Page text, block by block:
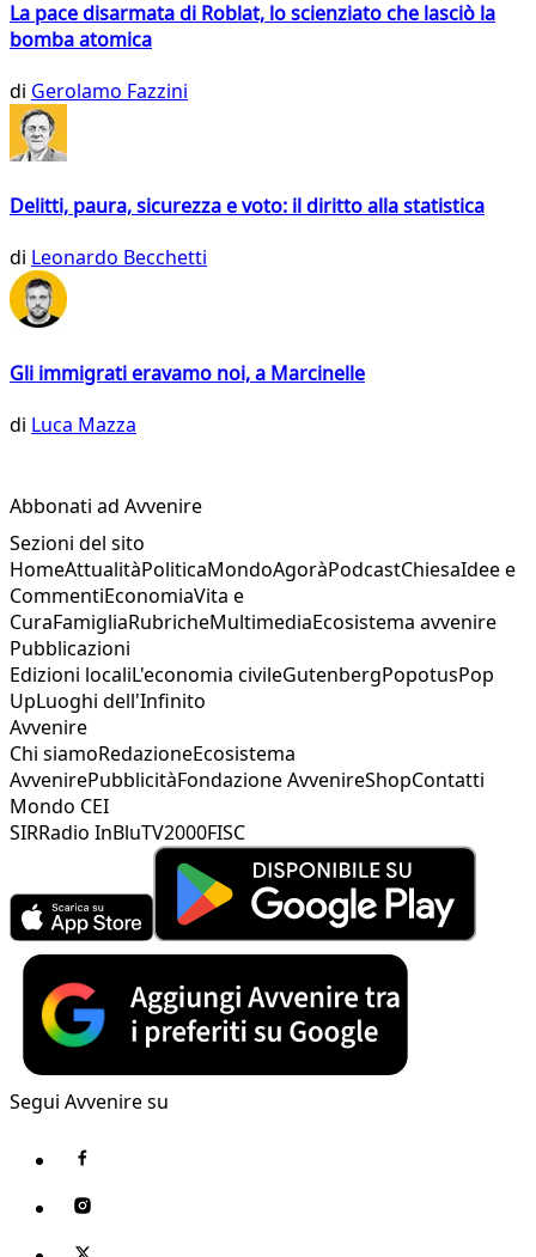
La pace disarmata di Roblat, lo scienziato che lasciò la
bomba atomica
di Gerolamo Fazzini
Delitti, paura, sicurezza e voto: il diritto alla statistica
di Leonardo Becchetti
Gli immigrati eravamo noi, a Marcinelle
di Luca Mazza
Abbonati ad Avvenire
Sezioni del sito
HomeAttualitàPoliticaMondoAgoràPodcastChiesaIdee e
CommentiEconomiaVita e
CuraFamigliaRubricheMultimediaEcosistema avvenire
Pubblicazioni
Edizioni localiL'economia civileGutenbergPopotusPop
UpLuoghi dell'Infinito
Avvenire
Chi siamoRedazioneEcosistema
AvvenirePubblicitàFondazione AvvenireShopContatti
Mondo CEI
SIRRadio InBluTV2000FISC
Segui Avvenire su